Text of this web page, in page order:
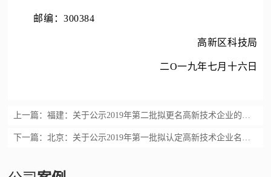
邮编：300384
高新区科技局
二O一九年七月十六日
上一篇： 福建：关于公示2019年第二批拟更名高新技术企业的通知
下一篇： 北京：关于公示2019年第一批拟认定高新技术企业名单的通知